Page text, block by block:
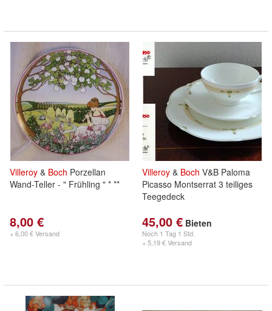
Villeroy & Boch Porzellan
Wand-Teller - " Frühling " * **
8,00 €
+ 6,00 € Versand
Villeroy & Boch V&B Paloma
Picasso Montserrat 3 teiliges
Teegedeck
45,00 € Bieten
Noch 1 Tag 1 Std.
+ 5,19 € Versand